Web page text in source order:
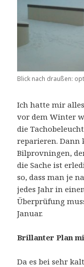
Blick nach draußen:
Ich hatte mir
vor dem Winter
die
reparieren. Dann
Bilprovningen,
die Sache ist
so, dass man je
jedes Jahr in
Überprüfung
Januar.
Brillanter Plan
Da es bei sehr